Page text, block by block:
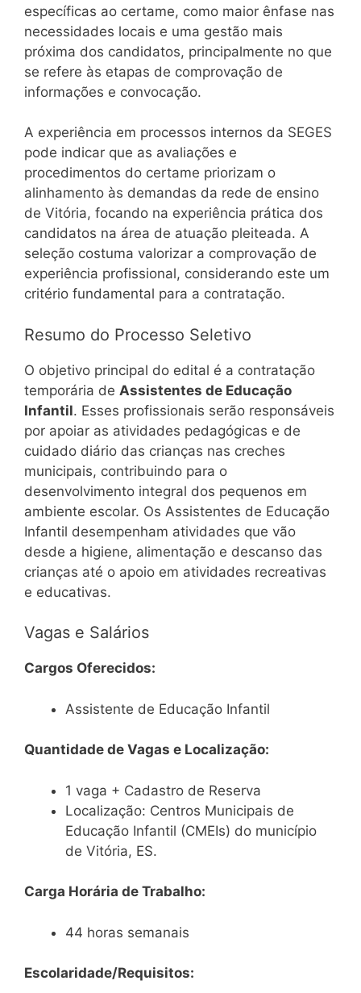
específicas ao certame, como maior ênfase nas
necessidades locais e uma gestão mais
próxima dos candidatos, principalmente no que
se refere às etapas de comprovação de
informações e convocação.
A experiência em processos internos da SEGES
pode indicar que as avaliações e
procedimentos do certame priorizam o
alinhamento às demandas da rede de ensino
de Vitória, focando na experiência prática dos
candidatos na área de atuação pleiteada. A
seleção costuma valorizar a comprovação de
experiência profissional, considerando este um
critério fundamental para a contratação.
Resumo do Processo Seletivo
O objetivo principal do edital é a contratação
temporária de Assistentes de Educação
Infantil. Esses profissionais serão responsáveis
por apoiar as atividades pedagógicas e de
cuidado diário das crianças nas creches
municipais, contribuindo para o
desenvolvimento integral dos pequenos em
ambiente escolar. Os Assistentes de Educação
Infantil desempenham atividades que vão
desde a higiene, alimentação e descanso das
crianças até o apoio em atividades recreativas
e educativas.
Vagas e Salários
Cargos Oferecidos:
Assistente de Educação Infantil
Quantidade de Vagas e Localização:
1 vaga + Cadastro de Reserva
Localização: Centros Municipais de
Educação Infantil (CMEIs) do município
de Vitória, ES.
Carga Horária de Trabalho:
44 horas semanais
Escolaridade/Requisitos: